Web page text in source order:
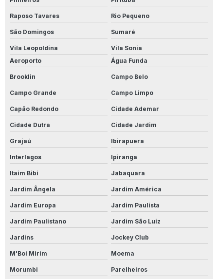
Produto Para Desencardir Calçada
Produto Para Desencardir Piso De Banheiro
Produto Para Desencardir Piso Branco
Produto Para Desencardir Piso Externo
Produto Para Desencardir Pisos
Produto Para Desencardir Porcelanato
Produto Para Impermeabilização De Madeira
Produto Para Impermeabilizar Madeira
Produto Limpa Alumínio
Produto Limpa Alumínio Líquido
Produto Limpa Tênis
Produto Para Limpar Calçada De Cimento
Produto Para Limpar Calçada Encardida
Raposo Tavares Rio Pequeno
São Domingos Sumaré
Vila Leopoldina
Vila Sonia
Aeroporto
Água Funda
Brooklin Campo Belo
Campo Grande Campo Limpo
Capão Redondo Cidade Ademar
Cidade Dutra Cidade Jardim
Grajaú Ibirapuera
Interlagos Ipiranga
Itaim Bibi Jabaquara
Jardim Ângela Jardim América
Jardim Europa Jardim Paulista
Jardim Paulistano Jardim São Luiz
Jardins Jockey Club
M'Boi Mirim Moema
Morumbi Parelheiros